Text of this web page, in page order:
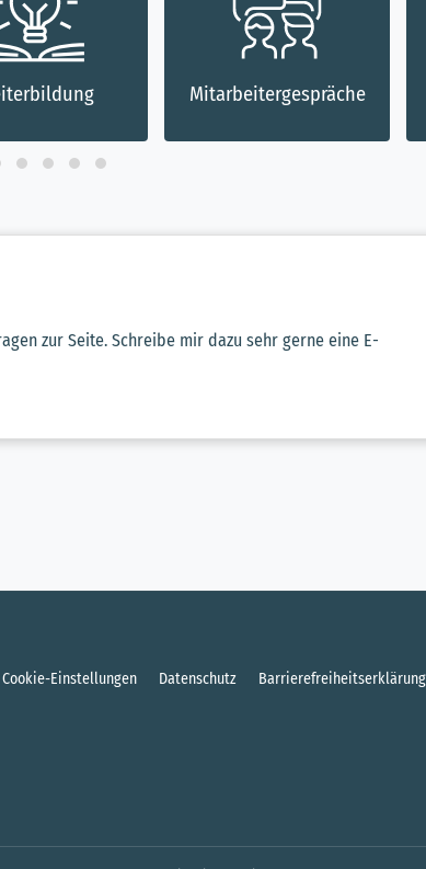
Flache Hierarchien
zur Seite. Schreibe mir dazu sehr gerne eine E-
Cookie-Einstellungen Datenschutz Barrierefreiheitserklärung